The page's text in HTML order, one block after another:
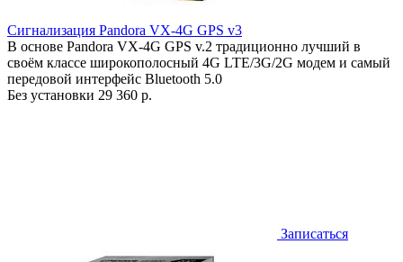
Сигнализация Pandora VX-4G GPS v3
В основе Pandora VX-4G GPS v.2 традиционно лучший в
своём классе широкополосный 4G LTE/3G/2G модем и самый
передовой интерфейс Bluetooth 5.0
Без установки 29 360 р.
Записаться